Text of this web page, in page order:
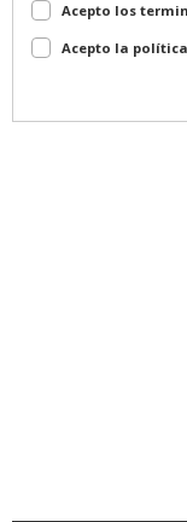
Acepto los
Acepto la